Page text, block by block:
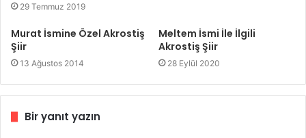
29 Temmuz 2019
Murat İsmine Özel Akrostiş
Şiir
13 Ağustos 2014
Meltem İsmi İle İlgili
Akrostiş Şiir
28 Eylül 2020
Bir yanıt yazın